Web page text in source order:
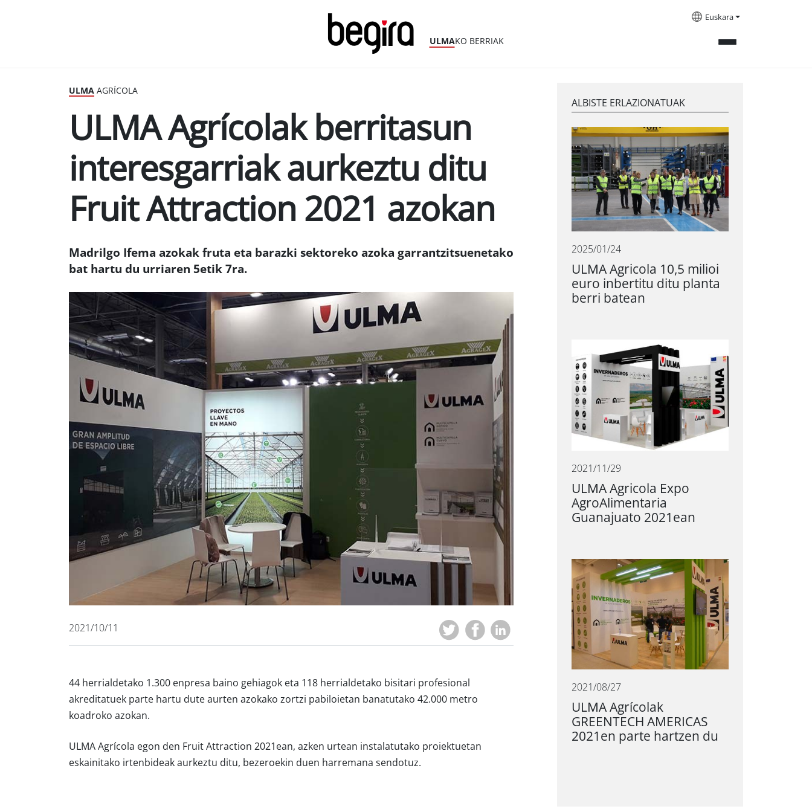
ULMAKO BERRIAK
Euskara
ULMA AGRÍCOLA
ULMA Agrícolak berritasun
interesgarriak aurkeztu ditu
Fruit Attraction 2021 azokan
Madrilgo Ifema azokak fruta eta barazki sektoreko azoka garrantzitsuenetako
bat hartu du urriaren 5etik 7ra.
2021/10/11
44 herrialdetako 1.300 enpresa baino gehiagok eta 118 herrialdetako bisitari profesional
akreditatuek parte hartu dute aurten azokako zortzi pabiloietan banatutako 42.000 metro
koadroko azokan.
ULMA Agrícola egon den Fruit Attraction 2021ean, azken urtean instalatutako proiektuetan
eskainitako irtenbideak aurkeztu ditu, bezeroekin duen harremana sendotuz.
ALBISTE ERLAZIONATUAK
2025/01/24
ULMA Agricola 10,5 milioi
euro inbertitu ditu planta
berri batean
2021/11/29
ULMA Agricola Expo
AgroAlimentaria
Guanajuato 2021ean
2021/08/27
ULMA Agrícolak
GREENTECH AMERICAS
2021en parte hartzen du